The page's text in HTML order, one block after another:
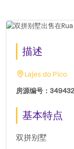
描述
Lajes do Pico
房源编号：
基本特点
双拼别墅